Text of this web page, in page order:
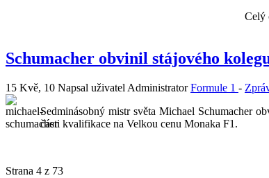
Celý
Schumacher obvinil stájového
15 Kvě, 10 Napsal uživatel Administrator Formule 1 -
Sedminásobný mistr světa Michael Schumacher
části kvalifikace na Velkou cenu Monaka F1.
Strana 4 z 73